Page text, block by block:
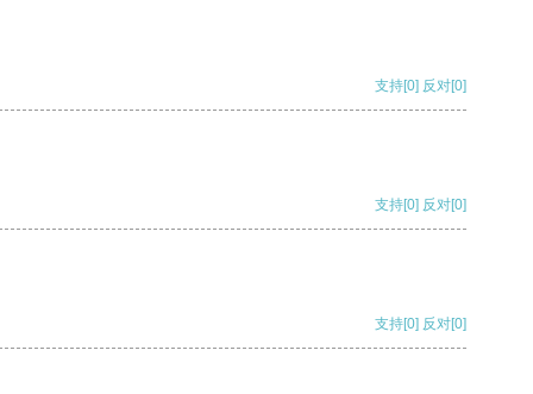
支持[0] 反对[0]
支持[0] 反对[0]
支持[0] 反对[0]